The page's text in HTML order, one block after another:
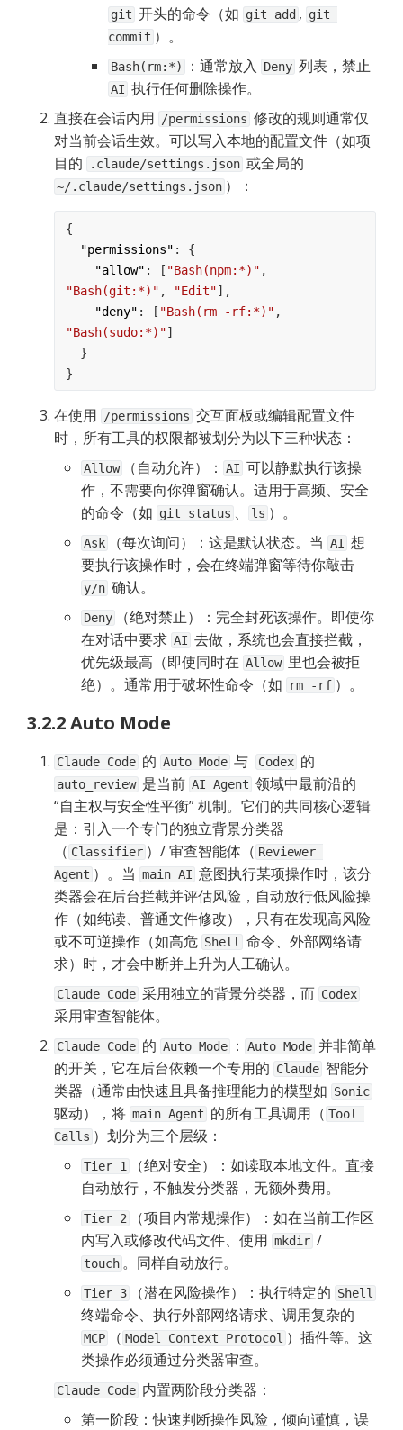
git 开头的命令（如 git add , git
commit ）。
Bash(rm:*) ：通常放入 Deny
AI 执行任何删除操作。
直接在会话内用
/permissions 修改的规则通常仅
对当前会话生效。可以写入本地的配置文件（如项
目的
.claude/settings.json
~/.claude/settings.json ）：
{
"permissions" : {
"allow" : [ "Bash(npm:*)"
"Bash(git:*)" , "Edit"],
"deny" : [ "Bash(rm -rf:*)"
"Bash(sudo:*)"]
  }
}
在使用 /permissions 交互面板或编辑配置文件
时，所有工具的权限都被划分为以下三种状态：
Allow （自动允许）： AI 可以静默执行该操
作，不需要向你弹窗确认。适用于高频、安全
的命令（如 git status 、 ls ）。
Ask （每次询问）：这是默认状态。当 AI 想
y/n 确认。
Deny
（绝对禁止）：完全封死该操作。即使你
在对话中要求 AI 去做，系统也会直接拦截，
优先级最高（即使同时在 Allow 里也会被拒
绝）。通常用于破坏性命令（如
rm -rf ）。
3.2.2 Auto Mode
Claude Code 的 Auto Mode 与 Codex
auto_review 是当前 AI Agent 领域中最前沿的
“自主权与安全性平衡” 机制。它们的共同核心逻辑
是：引入一个专门的独立背景分类器
（ Classifier ）/ 审查智能体（ Reviewer
Agent ）。当 main AI 意图执行某项操作时，该分
类器会在后台拦截并评估风险，自动放行低风险操
作（如纯读、普通文件修改），只有在发现高风险
或不可逆操作（如高危 Shell
命令、外部网络请
求）时，才会中断并上升为人工确认。
Claude Code 采用独立的背景分类器，而 Codex
采用审查智能体。
Claude Code 的 Auto Mode ： Auto Mode 并非简单
的开关，它在后台依赖一个专用的 Claude 智能分
类器（通常由快速且具备推理能力的模型如 Sonic
驱动），将 main Agent 的所有工具调用（ Tool
Calls ）划分为三个层级：
Tier 1
（绝对安全）：如读取本地文件。直接
自动放行，不触发分类器，无额外费用。
Tier 2
（项目内常规操作）：如在当前工作区
内写入或修改代码文件、使用 mkdir
touch 。同样自动放行。
Tier 3 （潜在风险操作）：执行特定的 Shell
MCP （ Model Context Protocol ）插件等。这
类操作必须通过分类器审查。
Claude Code 内置两阶段分类器：
第一阶段：快速判断操作风险，倾向谨慎，误